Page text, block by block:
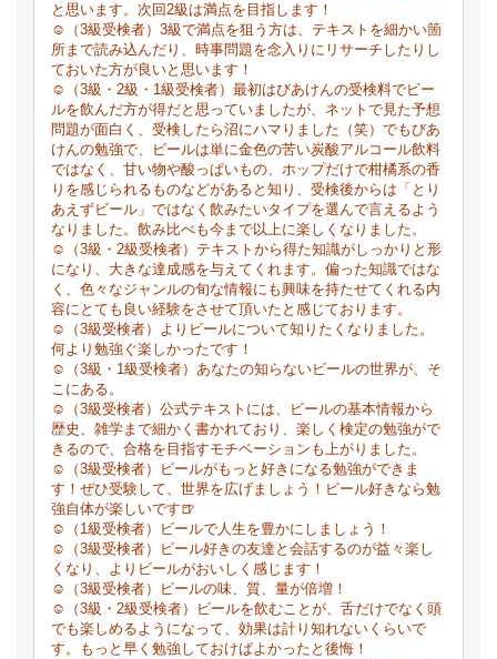
と思います。次回2級は満点を目指します！
☺（3級受検者）3級で満点を狙う方は、テキストを細かい箇
所まで読み込んだり、時事問題を念入りにリサーチしたりし
ておいた方が良いと思います！
☺（3級・2級・1級受検者）最初はびあけんの受検料でビー
ルを飲んだ方が得だと思っていましたが、ネットで見た予想
問題が面白く、受検したら沼にハマりました（笑）でもびあ
けんの勉強で、ビールは単に金色の苦い炭酸アルコール飲料
ではなく、甘い物や酸っぱいもの、ホップだけで柑橘系の香
りを感じられるものなどがあると知り、受検後からは「とり
あえずビール」ではなく飲みたいタイプを選んで言えるよう
なりました。飲み比べも今まで以上に楽しくなりました。
☺（3級・2級受検者）テキストから得た知識がしっかりと形
になり、大きな達成感を与えてくれます。偏った知識ではな
く、色々なジャンルの旬な情報にも興味を持たせてくれる内
容にとても良い経験をさせて頂いたと感じております。
☺（3級受検者）よりビールについて知りたくなりました。
何より勉強ぐ楽しかったです！
☺（3級・1級受検者）あなたの知らないビールの世界が、そ
こにある。
☺（3級受検者）公式テキストには、ビールの基本情報から
歴史、雑学まで細かく書かれており、楽しく検定の勉強がで
きるので、合格を目指すモチベーションも上がりました。
☺（3級受検者）ビールがもっと好きになる勉強ができま
す！ぜひ受験して、世界を広げましょう！ビール好きなら勉
強自体が楽しいです🍺
☺（1級受検者）ビールで人生を豊かにしましょう！
☺（3級受検者）ビール好きの友達と会話するのが益々楽し
くなり、よりビールがおいしく感じます！
☺（3級受検者）ビールの味、質、量が倍増！
☺（3級・2級受検者）ビールを飲むことが、舌だけでなく頭
でも楽しめるようになって、効果は計り知れないくらいで
す。もっと早く勉強しておけばよかったと後悔！